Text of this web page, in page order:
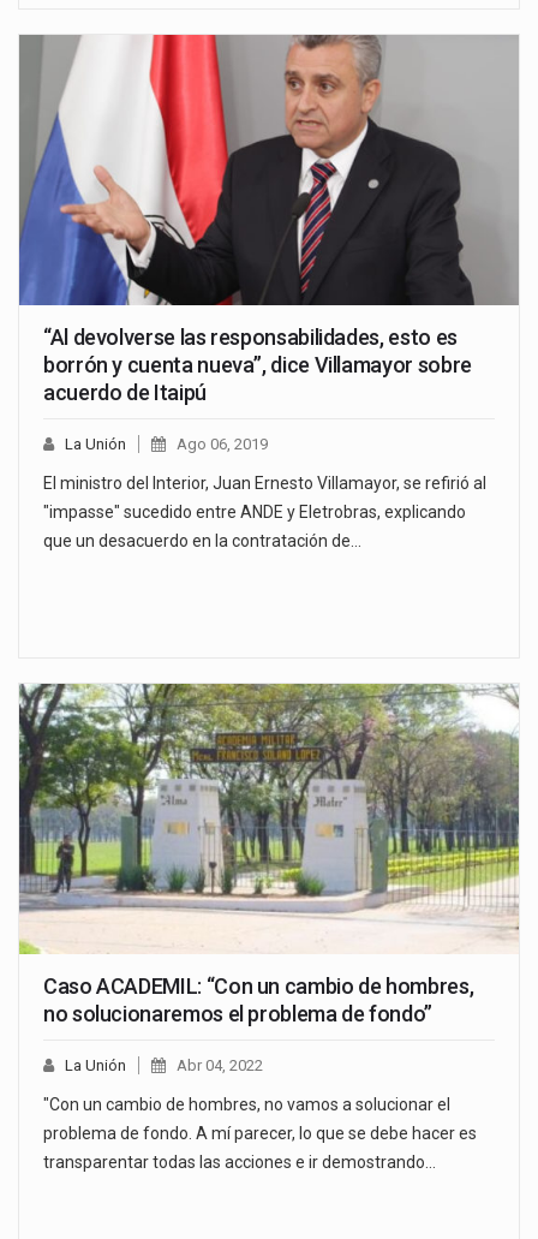
“Al devolverse las responsabilidades, esto es
borrón y cuenta nueva”, dice Villamayor sobre
acuerdo de Itaipú
La Unión Ago 06, 2019
El ministro del Interior, Juan Ernesto Villamayor, se refirió al
"impasse" sucedido entre ANDE y Eletrobras, explicando
que un desacuerdo en la contratación de…
Caso ACADEMIL: “Con un cambio de hombres,
no solucionaremos el problema de fondo”
La Unión Abr 04, 2022
"Con un cambio de hombres, no vamos a solucionar el
problema de fondo. A mí parecer, lo que se debe hacer es
transparentar todas las acciones e ir demostrando…